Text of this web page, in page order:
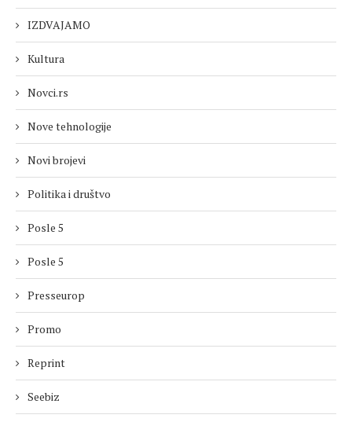
IZDVAJAMO
Kultura
Novci.rs
Nove tehnologije
Novi brojevi
Politika i društvo
Posle 5
Posle 5
Presseurop
Promo
Reprint
Seebiz